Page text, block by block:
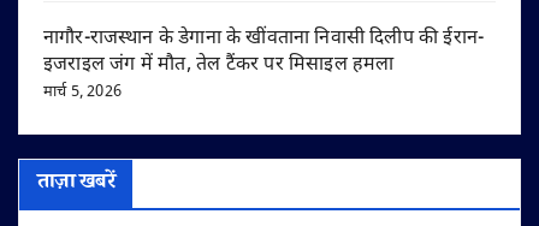
नागौर-राजस्थान के डेगाना के खींवताना निवासी दिलीप की ईरान-
इजराइल जंग में मौत, तेल टैंकर पर मिसाइल हमला
मार्च 5, 2026
ताज़ा खबरें